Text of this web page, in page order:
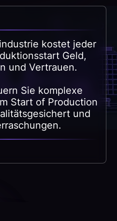
kostet jeder
Geld,
und Vertrauen.
Sie komplexe
Start of Production
und